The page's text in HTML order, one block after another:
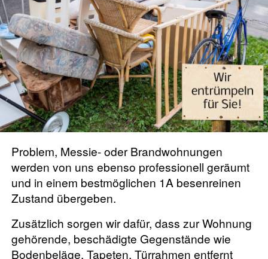
Problem, Messie- oder Brandwohnungen
werden von uns ebenso professionell geräumt
und in einem bestmöglichen 1A besenreinen
Zustand übergeben.
Zusätzlich sorgen wir dafür, dass zur Wohnung
gehörende, beschädigte Gegenstände wie
Bodenbeläge, Tapeten, Türrahmen entfernt